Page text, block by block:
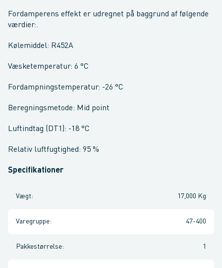
Fordamperens effekt er udregnet på baggrund af følgende
værdier:.
Kølemiddel: R452A
Væsketemperatur: 6 °C
Fordampningstemperatur: -26 °C
Beregningsmetode: Mid point
Luftindtag (DT1): -18 °C
Relativ luftfugtighed: 95 %
Specifikationer
Vægt: 17,000 Kg
Varegruppe: 47-400
Pakkestørrelse: 1